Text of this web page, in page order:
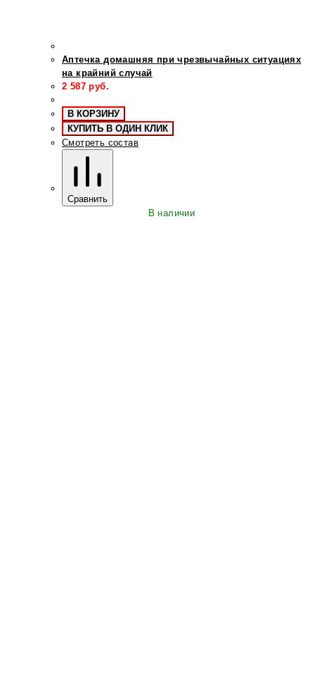
Аптечка домашняя при чрезвычайных ситуациях
на крайний случай
2 587 руб.
В КОРЗИНУ
КУПИТЬ В ОДИН КЛИК
Смотреть состав
Сравнить
В наличии